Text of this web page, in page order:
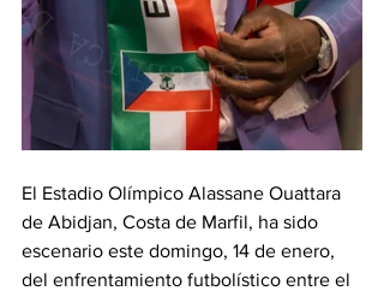
El Estadio Olímpico Alassane Ouattara
de Abidjan, Costa de Marfil, ha sido
escenario este domingo, 14 de enero,
del enfrentamiento futbolístico entre el